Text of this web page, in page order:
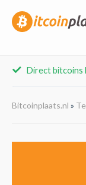
Direct bitcoins
Bitcoinplaats.nl »